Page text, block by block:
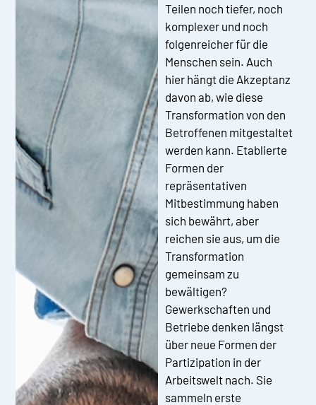
Teilen noch tiefer, noch
komplexer und noch
folgenreicher für die
Menschen sein. Auch
hier hängt die Akzeptanz
davon ab, wie diese
Transformation von den
Betroffenen mitgestaltet
werden kann. Etablierte
Formen der
repräsentativen
Mitbestimmung haben
sich bewährt, aber
reichen sie aus, um die
Transformation
gemeinsam zu
bewältigen?
Gewerkschaften und
Betriebe denken längst
über neue Formen der
Partizipation in der
Arbeitswelt nach. Sie
sammeln erste